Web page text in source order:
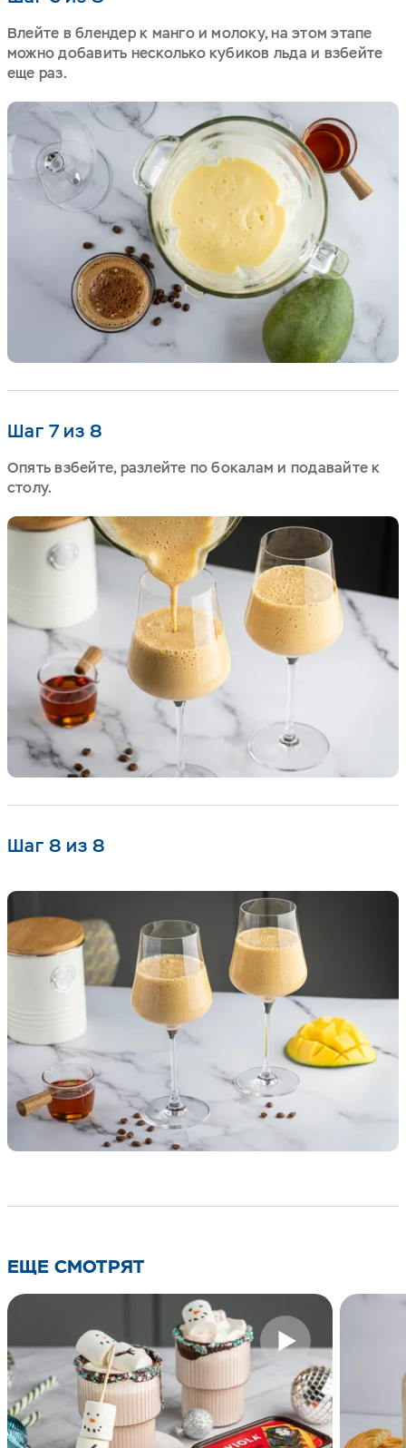
Влейте в блендер к манго и молоку, на этом этапе
можно добавить несколько кубиков льда и взбейте
еще раз.
Шаг 7 из 8
Опять взбейте, разлейте по бокалам и подавайте к
столу.
Шаг 8 из 8
ЕЩЕ СМОТРЯТ